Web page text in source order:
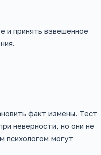
и принять взвешенное
факт измены. Тест
неверности, но они не
психологом могут